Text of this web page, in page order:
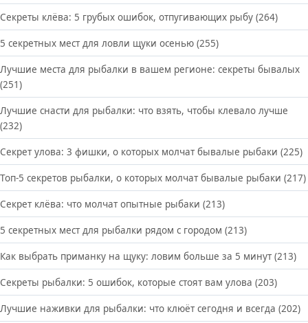
Секреты клёва: 5 грубых ошибок, отпугивающих рыбу (264)
5 секретных мест для ловли щуки осенью (255)
Лучшие места для рыбалки в вашем регионе: секреты бывалых
(251)
Лучшие снасти для рыбалки: что взять, чтобы клевало лучше
(232)
Секрет улова: 3 фишки, о которых молчат бывалые рыбаки (225)
Топ-5 секретов рыбалки, о которых молчат бывалые рыбаки (217)
Секрет клёва: что молчат опытные рыбаки (213)
5 секретных мест для рыбалки рядом с городом (213)
Как выбрать приманку на щуку: ловим больше за 5 минут (213)
Секреты рыбалки: 5 ошибок, которые стоят вам улова (203)
Лучшие наживки для рыбалки: что клюёт сегодня и всегда (202)